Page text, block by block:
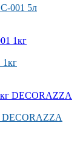
001 5л
1кг
DECORAZZA